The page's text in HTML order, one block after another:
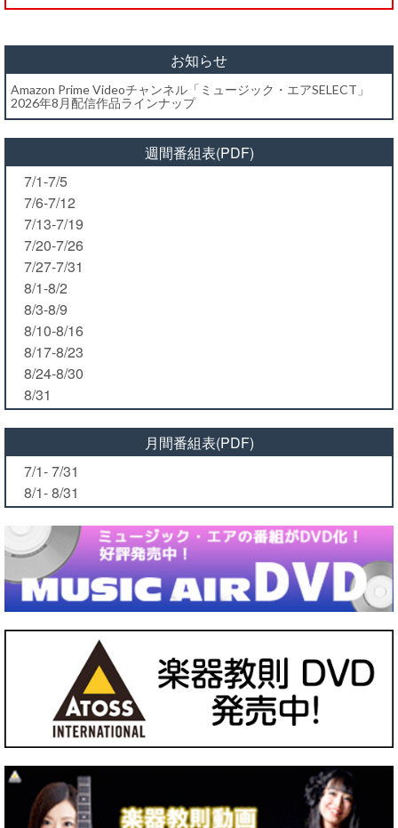
お知らせ
Amazon Prime Videoチャンネル「ミュージック・エアSELECT」
2026年8月配信作品ラインナップ
週間番組表(PDF)
7/1-7/5
7/6-7/12
7/13-7/19
7/20-7/26
7/27-7/31
8/1-8/2
8/3-8/9
8/10-8/16
8/17-8/23
8/24-8/30
8/31
月間番組表(PDF)
7/1- 7/31
8/1- 8/31